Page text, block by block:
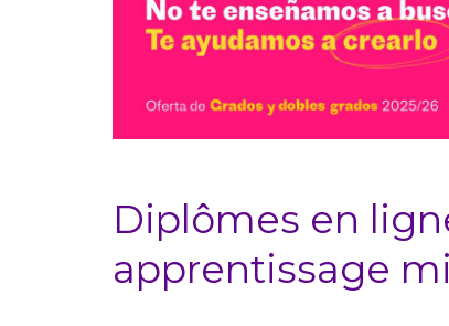
Diplômes en
apprentissage